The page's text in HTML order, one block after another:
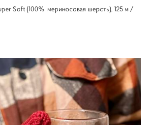
Soft (100% мериносовая шерсть), 125 м /